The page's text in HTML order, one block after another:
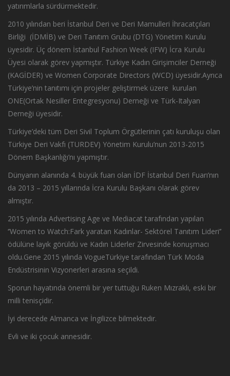
yatırımlarla sürdürmektedir.
2010 yılından beri İstanbul Deri ve Deri Mamulleri İhracatçıları
Birliği (İDMİB) ve Deri Tanıtım Grubu (DTG) Yönetim Kurulu
üyesidir. Üç dönem İstanbul Fashion Week (IFW) İcra Kurulu
Üyesi olarak görev yapmıştır. Türkiye Kadın Girişimciler Derneği
(KAGİDER) ve Women Corporate Directors (WCD) üyesidir.Ayrıca
Türkiye’nin tanıtımı için projeler geliştirmek üzere kurulan
ONE(Ortak Nesiller Entegresyonu) Derneği ve Türk-Italyan
Derneği üyesidir.
Türkiye’deki tüm Deri Sivil Toplum Örgütlerinin çatı kuruluşu olan
Türkiye Deri Vakfı (TURDEV) Yönetim Kurulu’nun 2013-2015
Dönem Başkanlığı’nı yapmıştır.
Dünyanın alanında 4. büyük fuarı olan İDF İstanbul Deri Fuarı’nın
da 2013 – 2015 yıllarında İcra Kurulu Başkanı olarak görev
almıştır.
2015 yılında Advertising Age ve Mediacat tarafından yapılan
‘’Women to Watch:Fark yaratan Kadınlar- Sektörel Tanıtım Lideri’’
ödülüne layık görüldü ve Kadın Liderler Zirvesinde konuşmacı
oldu.Gene 2015 yılında VogueTürkiye tarafından Türk Moda
Endüstrisinin Vizyonerleri arasına seçildi.
Sporun hayatında önemli bir yer tuttuğu Ruken Mızraklı, eski bir
milli tenisçidir.
İyi derecede Almanca ve İngilizce bilmektedir.
Evli ve iki çocuk annesidir.